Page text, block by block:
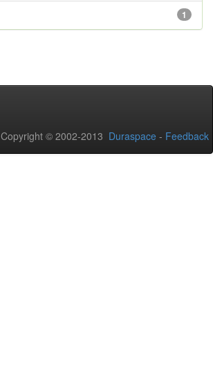
1
Copyright © 2002-2013 Duraspace - Feedback